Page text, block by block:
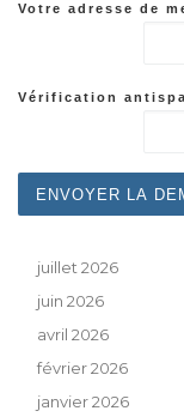
Votre adresse de
Vérification
juillet 2026
juin 2026
avril 2026
février 2026
janvier 2026